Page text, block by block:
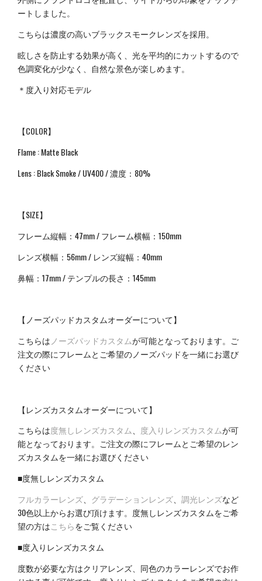
ートしました。
こちらは濃度の高いブラックスモークレンズを採用。
眩しさを防止する効果が高く、光を平均的にカットするので
色調変化が少なく、自然な景色が楽しめます。
＊度入り対応モデル
【COLOR】
Flame : Matte Black
Lens : Black Smoke / UV400 / 濃度：80%
【SIZE】
フレーム縦幅：47mm / フレーム横幅：150mm
レンズ横幅：56mm / レンズ縦幅：40mm
鼻幅： 17mm /テンプルの長さ： 145mm
【ノーズパッドカスタムオーダーについて】
こちらは ノーズパッドカスタムが可能となっております。ご
注文の際にフレームとご希望のノーズパッドを一緒にお選び
ください
【レンズカスタムオーダーについて】
こちらは度無しレンズカスタム、 度入りレンズカスタムが可
能となっております。ご注文の際にフレームとご希望のレン
ズカスタムを一緒にお選びください
■度無しレンズカスタム
フルカラーレンズ
グラデーションレンズ 調光レンズなど
30色以上からお選び頂けます。度無しレンズカスタムをご希
望の方はこちらをご覧ください
■度入りレンズカスタム
度数が必要な方はクリアレンズ、同色のカラーレンズでお作